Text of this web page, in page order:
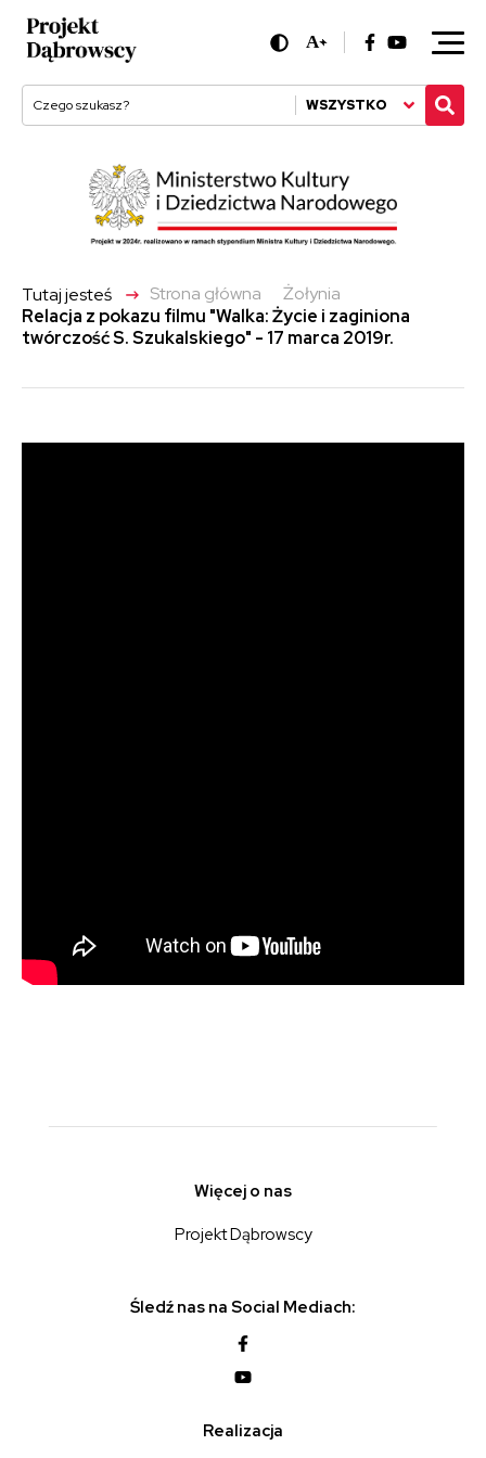
WSZYSTKO
A+
Tutaj jesteś -> Strona główna
Żołynia
Relacja z pokazu filmu "Walka: Życie i zaginiona
twórczość S. Szukalskiego" - 17 marca 2019r.
Więcej o nas
Projekt Dąbrowscy
Śledź nas na Social Mediach:
Realizacja